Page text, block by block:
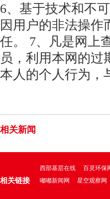
6、基于技术和不
因用户的非法操作
任。 7、凡是网上
员，利用本网的
本人的个人行为，
相关新闻
相关链接
西部基层在线 百灵环保
嘟嘟新闻网
星空观察网